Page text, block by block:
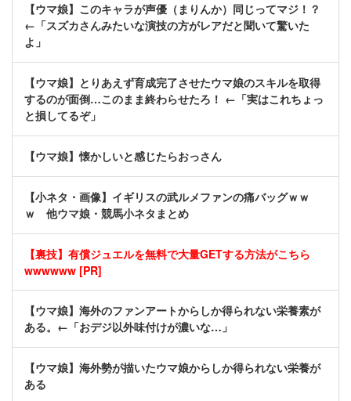
【ウマ娘】このキャラが声優（まりんか）同じってマジ！？
←「スズカさんみたいな演技の方がレアだと聞いて驚いた
よ」
【ウマ娘】とりあえず育成完了させたウマ娘のスキルを取得
するのが面倒…このまま終わらせたろ！ ←「実はこれちょっ
と損してるぞ」
【ウマ娘】懐かしいと感じたらおっさん
【小ネタ・画像】イギリスの武ルメファンの痛バッグｗｗ
ｗ 他ウマ娘・競馬小ネタまとめ
【裏技】有償ジュエルを無料で大量GETする方法がこちら
wwwwww [PR]
【ウマ娘】海外のファンアートからしか得られない栄養素が
ある。←「おデジ以外味付けが濃いな…」
【ウマ娘】海外勢が描いたウマ娘からしか得られない栄養が
ある